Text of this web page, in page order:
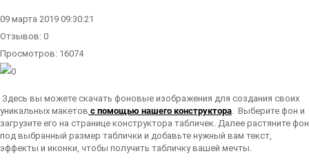
09 марта 2019 09:30:21
Отзывов: 0
Просмотров: 16074
Здесь вы можете скачать фоновые изображения для создания своих
уникальных макетов с помощью нашего конструктора. Выберите фон и
загрузите его на странице конструктора табличек. Далее растяните фон
под выбранный размер таблички и добавьте нужный вам текст,
эффекты и иконки, чтобы получить табличку вашей мечты.